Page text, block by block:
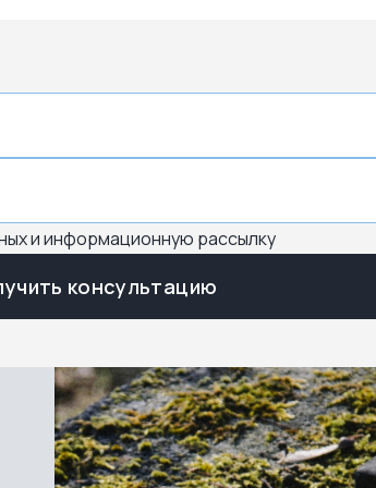
и информационную рассылку
консультацию